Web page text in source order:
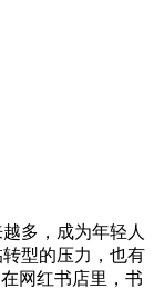
多，成为年轻人
型的压力，也有
网红书店里，书